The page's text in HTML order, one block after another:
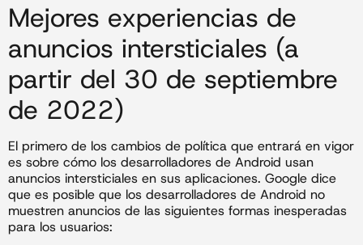
Mejores experiencias de
anuncios intersticiales (a
partir del 30 de septiembre
de 2022)
El primero de los cambios de política que entrará en vigor
es sobre cómo los desarrolladores de Android usan
anuncios intersticiales en sus aplicaciones. Google dice
que es posible que los desarrolladores de Android no
muestren anuncios de las siguientes formas inesperadas
para los usuarios: